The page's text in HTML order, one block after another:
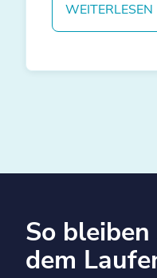
WEITERLESEN
So
dem